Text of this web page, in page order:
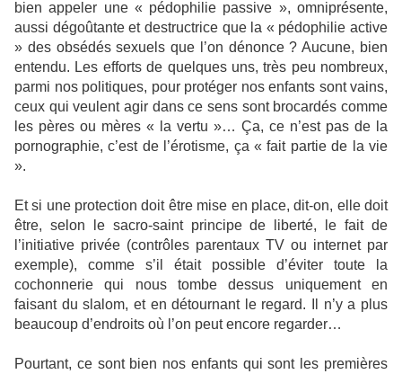
bien appeler une « pédophilie passive », omniprésente,
aussi dégoûtante et destructrice que la « pédophilie active
» des obsédés sexuels que l’on dénonce ? Aucune, bien
entendu. Les efforts de quelques uns, très peu nombreux,
parmi nos politiques, pour protéger nos enfants sont vains,
ceux qui veulent agir dans ce sens sont brocardés comme
les pères ou mères « la vertu »… Ça, ce n’est pas de la
pornographie, c’est de l’érotisme, ça « fait partie de la vie
».
Et si une protection doit être mise en place, dit-on, elle doit
être, selon le sacro-saint principe de liberté, le fait de
l’initiative privée (contrôles parentaux TV ou internet par
exemple), comme s’il était possible d’éviter toute la
cochonnerie qui nous tombe dessus uniquement en
faisant du slalom, et en détournant le regard. Il n’y a plus
beaucoup d’endroits où l’on peut encore regarder…
Pourtant, ce sont bien nos enfants qui sont les premières